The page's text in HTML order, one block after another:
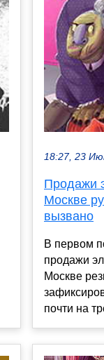
18:27, 23
Продажи
Москве
вызвано
В первом
продажи
Москве
почти на